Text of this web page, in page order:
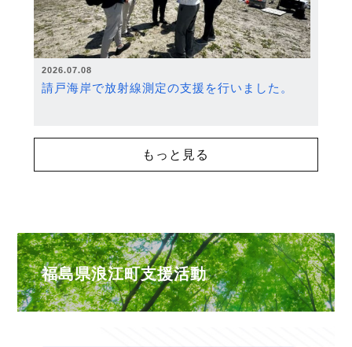
2026.07.08
請戸海岸で放射線測定の支援を行いました。
もっと見る
福島県浪江町支援活動